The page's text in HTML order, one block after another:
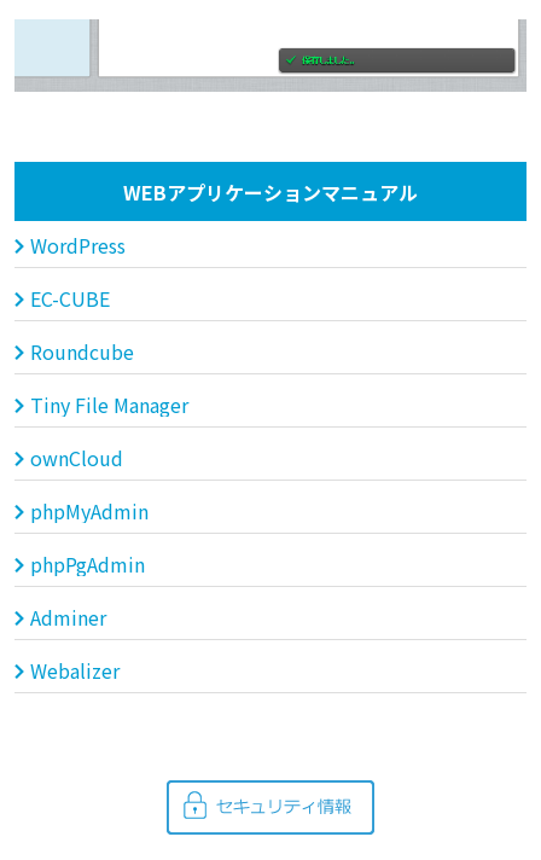
WEBアプリケーションマニュアル
WordPress
EC-CUBE
Roundcube
Tiny File Manager
ownCloud
phpMyAdmin
phpPgAdmin
Adminer
Webalizer